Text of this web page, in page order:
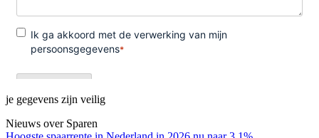
je gegevens zijn veilig
Nieuws over Sparen